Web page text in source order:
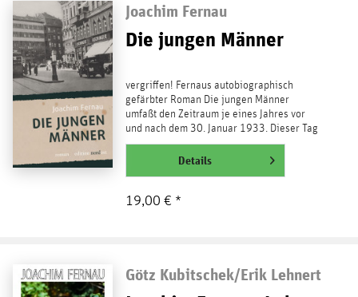
Joachim Fernau
Die jungen Männer
vergriffen! Fernaus autobiographisch
gefärbter Roman Die jungen Männer
umfaßt den Zeitraum je eines Jahres vor
und nach dem 30. Januar 1933. Dieser Tag
der Machtergreifung...
weiterlesenDetails
19,00 € *
Götz Kubitschek/Erik Lehnert